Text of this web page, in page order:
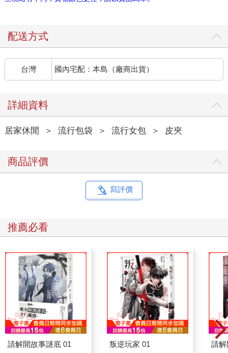
配送方式
台灣 國內宅配：本島（廠商出貨）
詳細資料
居家休閒 ＞ 流行包袋 ＞ 流行女包 ＞ 皮夾
商品評價
寫評價
推薦必看
請解開故事謎底 01 叛逆玩家 01 請解